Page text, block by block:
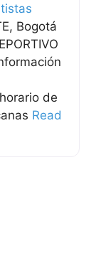
, Bogotá
de
Read